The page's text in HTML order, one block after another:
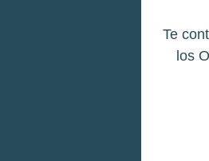
Te
los